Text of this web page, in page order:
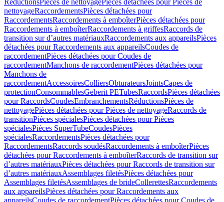
RéductionsPièces de nettoyagePièces détachées pour Pièces de
nettoyageRaccordementsPièces détachées pour
RaccordementsRaccordements à emboîterPièces détachées pour
Raccordements à emboîterRaccordements à griffesRaccords de
transition sur d’autres matériauxRaccordements aux appareilsPièces
détachées pour Raccordements aux appareilsCoudes de
raccordementPièces détachées pour Coudes de
raccordementManchons de raccordementPièces détachées pour
Manchons de
raccordementAccessoiresColliersObturateursJointsCapes de
protectionConsommablesGeberit PETubesRaccordsPièces détachées
pour RaccordsCoudesEmbranchementsRéductionsPièces de
nettoyagePièces détachées pour Pièces de nettoyageRaccords de
transitionPièces spécialesPièces détachées pour Pièces
spécialesPièces SuperTubeCoudesPièces
spécialesRaccordementsPièces détachées pour
RaccordementsRaccords soudésRaccordements à emboîterPièces
détachées pour Raccordements à emboîterRaccords de transition sur
d’autres matériauxPièces détachées pour Raccords de transition sur
d’autres matériauxAssemblages filetésPièces détachées pour
Assemblages filetésAssemblages de brideCollerettesRaccordements
aux appareilsPièces détachées pour Raccordements aux
appareilsCoudes de raccordementPièces détachées pour Coudes de